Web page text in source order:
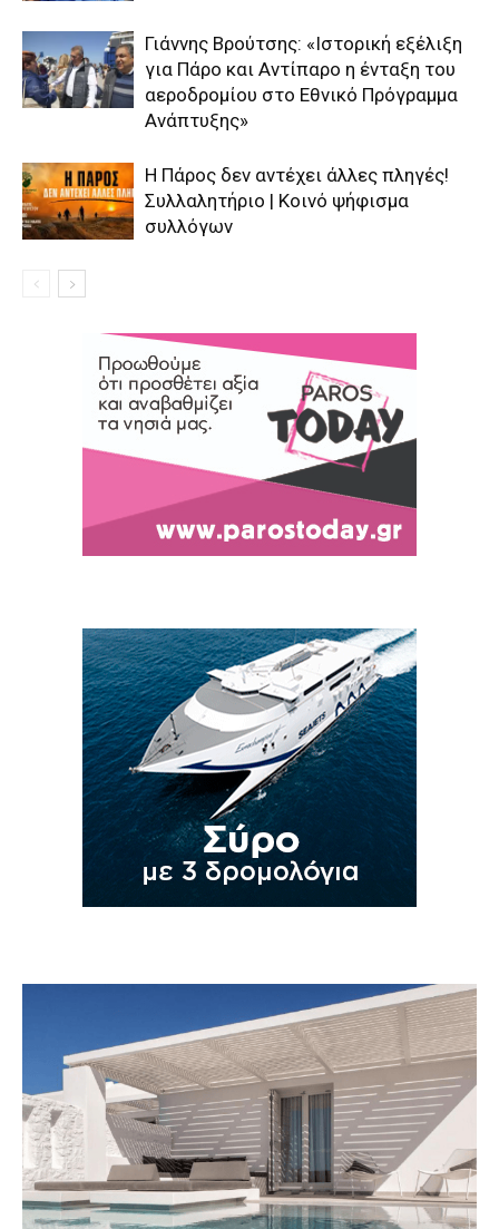
Γιάννης Βρούτσης: «Ιστορική εξέλιξη
για Πάρο και Αντίπαρο η ένταξη του
αεροδρομίου στο Εθνικό Πρόγραμμα
Ανάπτυξης»
Η Πάρος δεν αντέχει άλλες πληγές!
Συλλαλητήριο | Κοινό ψήφισμα
συλλόγων